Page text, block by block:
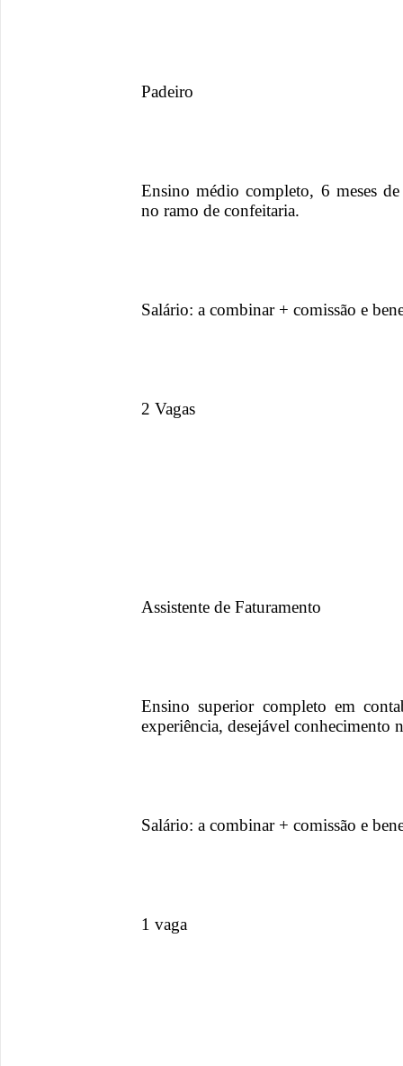
Padeiro
Ensino médio completo, 6 meses
no ramo de confeitaria.
Salário: a combinar + comissão e
2 Vagas
Assistente de Faturamento
Ensino superior completo em
experiência, desejável conhecimento
Salário: a combinar + comissão e
1 vaga